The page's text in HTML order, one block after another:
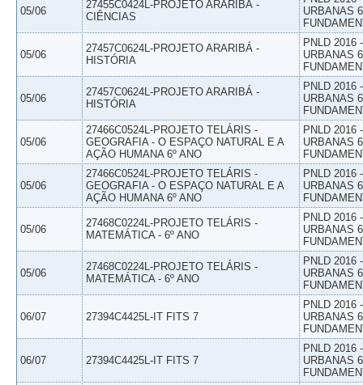
05/06
27455C0424L-PROJETO ARARIBÁ -
CIÊNCIAS
URBANAS
05/06
27457C0624L-PROJETO ARARIBÁ -
HISTÓRIA
PNLD 2016
URBANAS
05/06
27457C0624L-PROJETO ARARIBÁ -
HISTÓRIA
PNLD 2016
URBANAS
05/06
27466C0524L-PROJETO TELÁRIS -
GEOGRAFIA - O ESPAÇO NATURAL E A
AÇÃO HUMANA 6º ANO
PNLD 2016
URBANAS
05/06
27466C0524L-PROJETO TELÁRIS -
GEOGRAFIA - O ESPAÇO NATURAL E A
AÇÃO HUMANA 6º ANO
PNLD 2016
URBANAS
05/06
27468C0224L-PROJETO TELÁRIS -
MATEMÁTICA - 6º ANO
PNLD 2016
URBANAS
05/06
27468C0224L-PROJETO TELÁRIS -
MATEMÁTICA - 6º ANO
PNLD 2016
URBANAS
06/07 27394C4425L-IT FITS 7
PNLD 2016
URBANAS
06/07 27394C4425L-IT FITS 7
PNLD 2016
URBANAS